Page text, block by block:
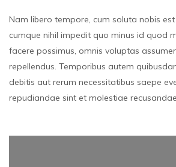
Nam libero tempore, cum soluta nobis
cumque nihil impedit quo minus id quod
facere possimus, omnis voluptas
repellendus. Temporibus autem
debitis aut rerum necessitatibus saepe
repudiandae sint et molestiae